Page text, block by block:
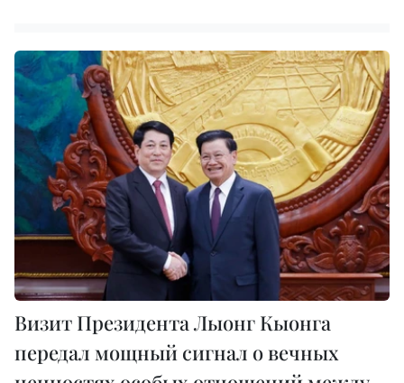
Визит Президента Лыонг Кыонга
передал мощный сигнал о вечных